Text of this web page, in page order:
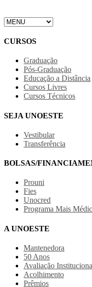
CURSOS
Graduação
Pós-Graduação
Educação a Distância
Cursos Livres
Cursos Técnicos
SEJA UNOESTE
Vestibular
Transferência
BOLSAS/
Prouni
Fies
Unocred
Programa Mais
A UNOESTE
Mantenedora
50 Anos
Avaliação
Acolhimento
Prêmios